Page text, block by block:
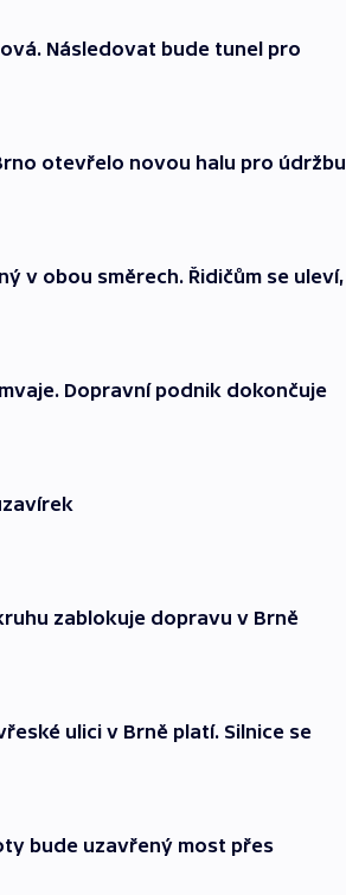
Následovat bude tunel pro
otevřelo novou halu pro údržbu
v obou směrech. Řidičům se uleví,
Dopravní podnik dokončuje
zablokuje dopravu v Brně
ulici v Brně platí. Silnice se
bude uzavřený most přes